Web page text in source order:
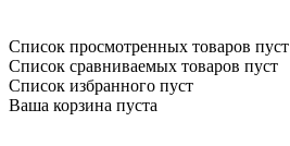
Список просмотренных товаров пуст
Список сравниваемых товаров пуст
Список избранного пуст
Ваша корзина пуста